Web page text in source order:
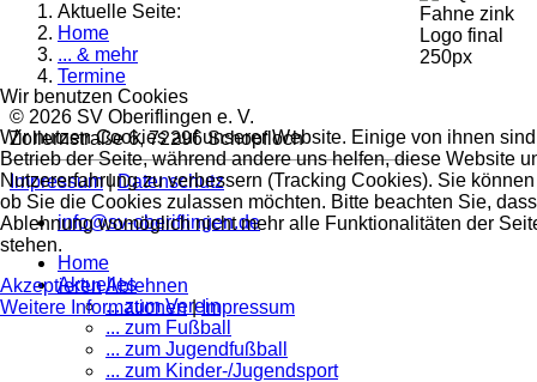
Aktuelle Seite:
Home
... & mehr
Termine
© 2026 SV Oberiflingen e. V.
Zollernstraße 6, 72296 Schopfloch
Impressum|Datenschutz
info@sv-oberiflingen.de
Home
Aktuelles
... zum Verein
... zum Fußball
... zum Jugendfußball
... zum Kinder-/Jugendsport
Wir benutzen Cookies
Wir nutzen Cookies auf unserer Website. Einige von ihnen
Betrieb der Seite, während andere uns helfen, diese Website
Nutzererfahrung zu verbessern (Tracking Cookies). Sie
ob Sie die Cookies zulassen möchten. Bitte beachten Sie,
Ablehnung womöglich nicht mehr alle Funktionalitäten der
stehen.
AkzeptierenAblehnen
Weitere Informationen|Impressum